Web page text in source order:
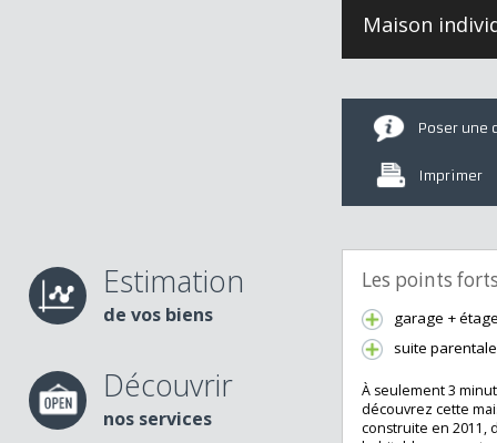
de vos biens
Poser
Les points
suite